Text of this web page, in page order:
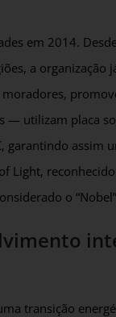
em 2014.
a
utilizam placa
garantindo
Light,
o
transição